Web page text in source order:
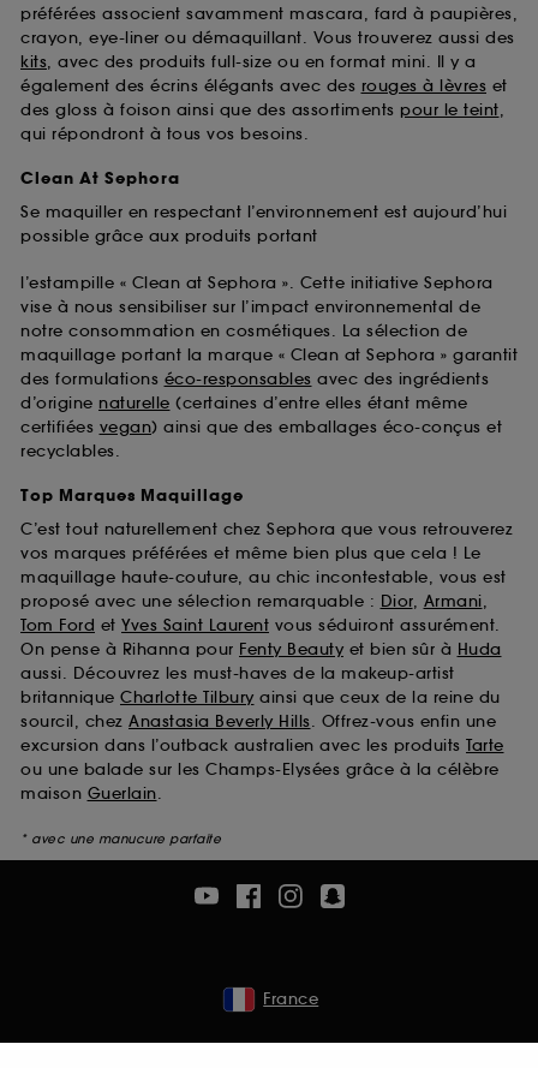
préférées associent savamment mascara, fard à paupières,
crayon, eye-liner ou démaquillant. Vous trouverez aussi des
kits, avec des produits full-size ou en format mini. Il y a
également des écrins élégants avec des rouges à lèvres et
des gloss à foison ainsi que des assortiments pour le teint,
qui répondront à tous vos besoins.
Clean At Sephora
Se maquiller en respectant l’environnement est aujourd’hui
possible grâce aux produits portant
l’estampille « Clean at Sephora ». Cette initiative Sephora
vise à nous sensibiliser sur l’impact environnemental de
notre consommation en cosmétiques. La sélection de
maquillage portant la marque « Clean at Sephora » garantit
des formulations éco-responsables avec des ingrédients
d’origine naturelle (certaines d’entre elles étant même
certifiées vegan) ainsi que des emballages éco-conçus et
recyclables.
Top Marques Maquillage
C’est tout naturellement chez Sephora que vous retrouverez
vos marques préférées et même bien plus que cela ! Le
maquillage haute-couture, au chic incontestable, vous est
proposé avec une sélection remarquable : Dior, Armani,
Tom Ford et Yves Saint Laurent vous séduiront assurément.
On pense à Rihanna pour Fenty Beauty et bien sûr à Huda
aussi. Découvrez les must-haves de la makeup-artist
britannique Charlotte Tilbury ainsi que ceux de la reine du
sourcil, chez Anastasia Beverly Hills. Offrez-vous enfin une
excursion dans l’outback australien avec les produits Tarte
ou une balade sur les Champs-Elysées grâce à la célèbre
maison Guerlain.
* avec une manucure parfaite
France